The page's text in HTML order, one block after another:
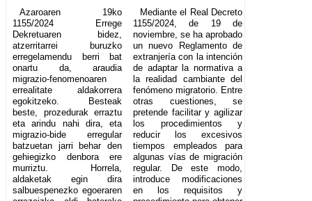
Azaroaren 19ko
1155/2024 Errege
Dekretuaren bidez,
atzerritarrei buruzko
erregelamendu berri bat
onartu da, araudia
migrazio-fenomenoaren
errealitate aldakorrera
egokitzeko. Besteak
beste, prozedurak erraztu
eta arindu nahi dira, eta
migrazio-bide erregular
batzuetan jarri behar den
gehiegizko denbora ere
murriztu. Horrela,
aldaketak egin dira
salbuespenezko egoeraren
Mediante el Real Decreto
1155/2024, de 19 de
noviembre, se ha aprobado
un nuevo Reglamento de
extranjería con la intención
de adaptar la normativa a
la realidad cambiante del
fenómeno migratorio. Entre
otras cuestiones, se
pretende facilitar y agilizar
los procedimientos y
reducir los excesivos
tiempos empleados para
algunas vías de migración
regular. De este modo,
introduce modificaciones
en los requisitos y